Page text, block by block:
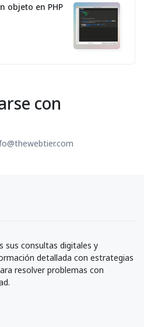
objeto en PHP
con
sus consultas digitales y
detallada con estrategias
resolver problemas con